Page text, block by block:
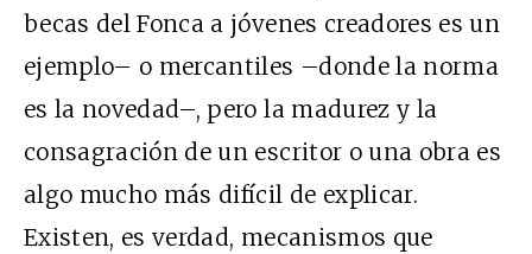
becas del Fonca a jóvenes creadores es un
ejemplo– o mercantiles –donde la norma
es la novedad–, pero la madurez y la
consagración de un escritor o una obra es
algo mucho más difícil de explicar.
Existen, es verdad, mecanismos que